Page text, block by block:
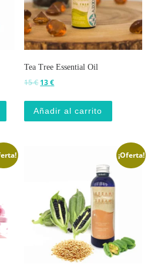
13 € hasta 22 €
Tea Tree Essential Oil
15€ El precio original era: 15 €.
13€El precio actual es: 13 €.
Añadir al carrito
¡Oferta!